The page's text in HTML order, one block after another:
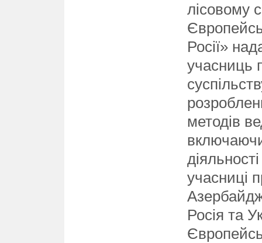
лісовому
Росії»
учасниць
методів
учасниці
Росія та